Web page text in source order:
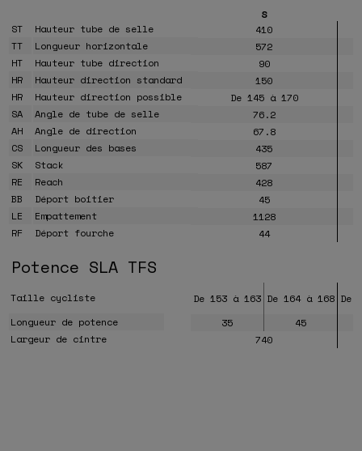
S
ST
Hauteur tube de selle
410
TT
Longueur horizontale
572
HT
Hauteur tube direction
90
HR
Hauteur direction standard
150
HR
Hauteur direction possible
De 145 à 170
SA
Angle de tube de selle
76.2
AH
Angle de direction
67.8
CS
Longueur des bases
435
SK
Stack
587
RE
Reach
428
BB
Déport boitier
45
LE
Empattement
1128
RF
Déport fourche 44
Potence SLA TFS
Taille cycliste De 153 à 163 De 164 à 168 De
Longueur de potence
35
45
Largeur de cintre
740